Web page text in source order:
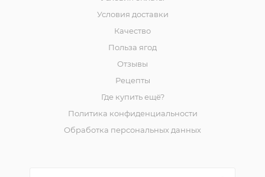
Условия доставки
Качество
Польза ягод
Отзывы
Рецепты
Где купить ещё?
Политика конфиденциальности
Обработка персональных данных